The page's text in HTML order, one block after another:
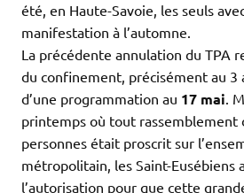
été, en Haute-Savoie, les seuls
manifestation à l’automne.
La précédente annulation du TPA
du confinement, précisément au 3
d’une programmation au 17 mai.
printemps où tout rassemblement
personnes était proscrit sur
métropolitain, les Saint-Eusébiens
l’autorisation pour que cette